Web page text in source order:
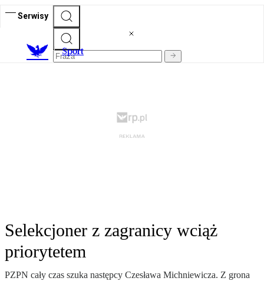
Serwisy
Sport
Selekcjoner z zagranicy wciąż
priorytetem
PZPN cały czas szuka następcy Czesława Michniewicza. Z grona